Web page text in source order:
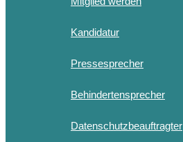
Kandidatur
Pressesprecher
Behindertensprecher
Datenschutzbeauftragter